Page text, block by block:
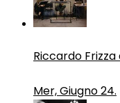
Riccardo
Mer, Giugno 24.